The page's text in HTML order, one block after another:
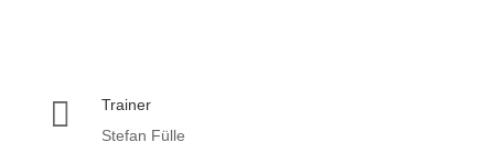

Trainer
Stefan Fülle